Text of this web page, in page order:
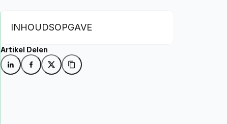
INHOUDSOPGAVE
Artikel Delen